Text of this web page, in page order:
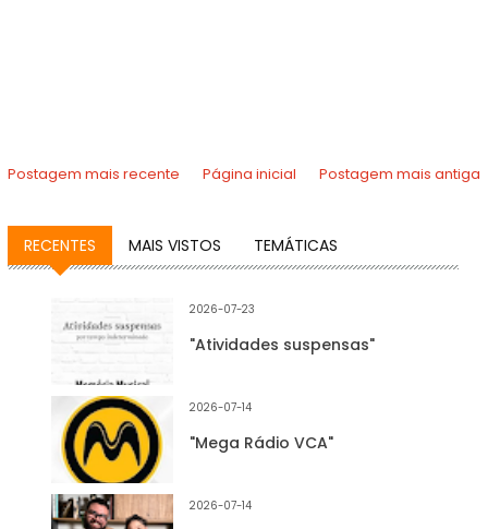
Postagem mais recente Postagem mais antiga
Página inicial
RECENTES MAIS VISTOS TEMÁTICAS
2026-07-23
"Atividades suspensas"
2026-07-14
"Mega Rádio VCA"
2026-07-14